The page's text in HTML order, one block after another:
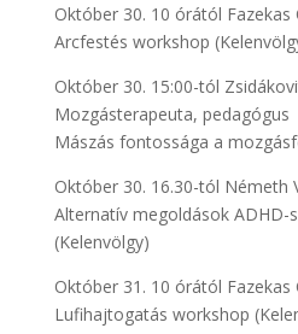
Október 30. 10 órától Fazekas
Arcfestés workshop
Október 30. 15:00-tól
Mozgásterapeuta, pedagógus
Mászás fontossága a
Október 30. 16.30-tól Németh
Alternatív megoldások ADHD-
(Kelenvölgy)
Október 31. 10 órától Fazekas
Lufihajtogatás workshop